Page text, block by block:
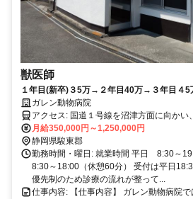
獣医師
１年目(新卒)３5万→２年目40万→３年目４
０万→６年目７０万 年収１５００万以上可
上 育成制度(成長プラン)あり 引越し補助(
認定医・総合臨床医、腫瘍科認定医(Ⅱ種)
険完備
ガレン動物病院
アクセス: 国道１号線を沼津方面に向かい、沼津バイパスに乗らず直
線（旧国道1号、県道380号線）で進むと
す。 駐車場あり、車・バイク通勤可。
月給350,000円～1,250,000円
静岡県駿東郡
勤務時間・曜日: 就業時間 平日 8:30～
8:30～18:00（休憩60分） 受付は平日
優先制のため診療の流れが整って...
仕事内容: 【仕事内容】 ガレン動物病院